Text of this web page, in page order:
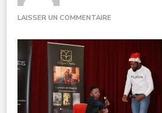
LAISSER UN COMMENTAIRE
CULTURE-